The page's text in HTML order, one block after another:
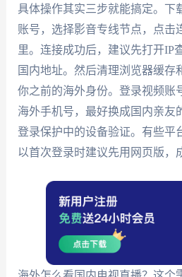
具体操作其实三步就能搞定。下
账号，选择影音专线节点，点击
里。连接成功后，建议先打开IP
国内地址。然后清理浏览器缓存
你之前的海外身份。登录视频账
海外手机号，最好换成国内亲友
登录保护中的设备验证。有些平
以首次登录时建议先用网页版，